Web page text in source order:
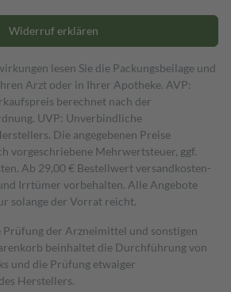
Widerruf erklären
lesen Sie die Packungsbeilage und
Arzt oder in Ihrer Apotheke. AVP:
berechnet nach der
UVP: Unverbindliche
Die angegebenen Preise
vorgeschriebene Mehrwertsteuer, ggf.
Ab 29,00 € Bestell­wert versand­kosten­
Irrtümer vorbehalten. Alle Angebote
solange der Vorrat reicht.
Prüfung der Arzneimittel und sonstigen
beinhaltet die Durchführung von
und die Prüfung etwaiger
Herstellers.